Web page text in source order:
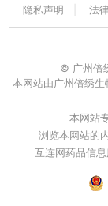
隐私声明 法
© 广州倍
本网站由广州倍绣
本网站
浏览本网站的
互连网药品信